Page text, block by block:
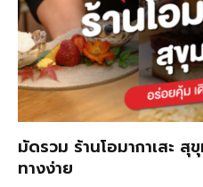
มัดรวม ร้านโอมากาเสะ
ทางง่าย